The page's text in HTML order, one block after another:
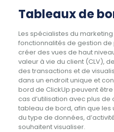
Tableaux de
Les spécialistes du
fonctionnalités de gestion
créer des vues de haut
valeur à vie du client (CLV),
des transactions et de
dans un endroit unique et
bord de ClickUp peuvent
cas d’utilisation avec plus
tableau de bord, afin que
du type de données,
souhaitent visualiser.